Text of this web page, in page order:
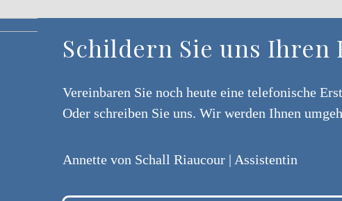
Schildern Sie uns Ihren
Vereinbaren Sie noch heute eine telefonische
Oder schreiben Sie uns. Wir werden Ihnen
Annette von Schall Riaucour | Assistentin